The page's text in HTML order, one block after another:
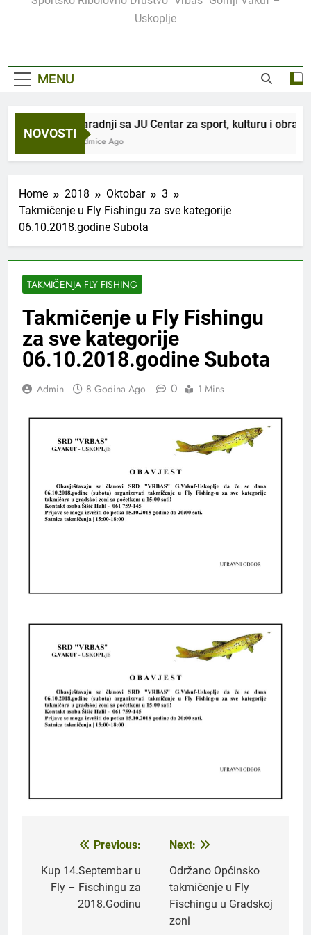
Uskoplje
MENU
NOVOSTI
U saradnji sa JU Centar za sport, kulturu i
3 Sedmice Ago
Home 2018 Oktobar
3
Takmičenje u Fly Fishingu za sve kategorije
06.10.2018.godine Subota
TAKMIČENJA FLY FISHING
Takmičenje u Fly Fishingu
za sve kategorije
06.10.2018.godine Subota
Admin 8 Godina Ago 0 1 Mins
Navigacija
članaka
Previous:
Kup 14.Septembar u
Fly – Fischingu za
2018.Godinu
Next:
Održano Općinsko
takmičenje u Fly
Fischingu u Gradskoj
zoni